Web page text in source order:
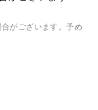
がございます。予め